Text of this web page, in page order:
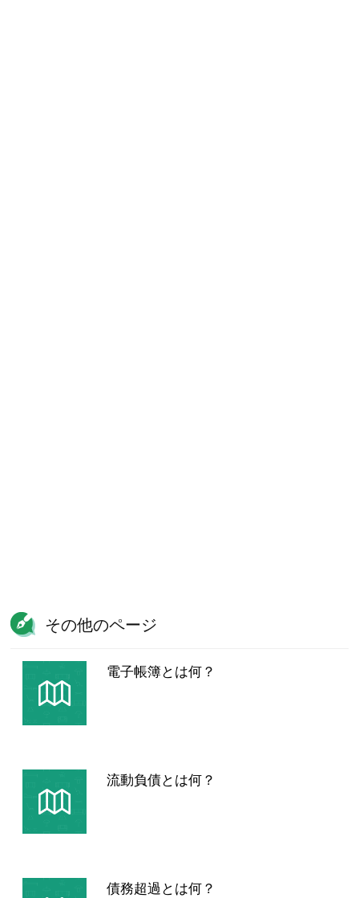
その他のページ
電子帳簿とは何？
流動負債とは何？
債務超過とは何？